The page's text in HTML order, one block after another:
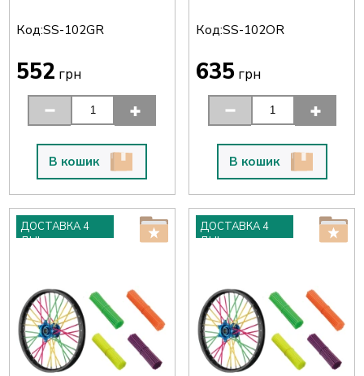
Код:SS-102GR
552 грн
В кошик
Код:SS-102OR
635 грн
В кошик
ДОСТАВКА 4
ДНІ
ДОСТАВКА 4
ДНІ